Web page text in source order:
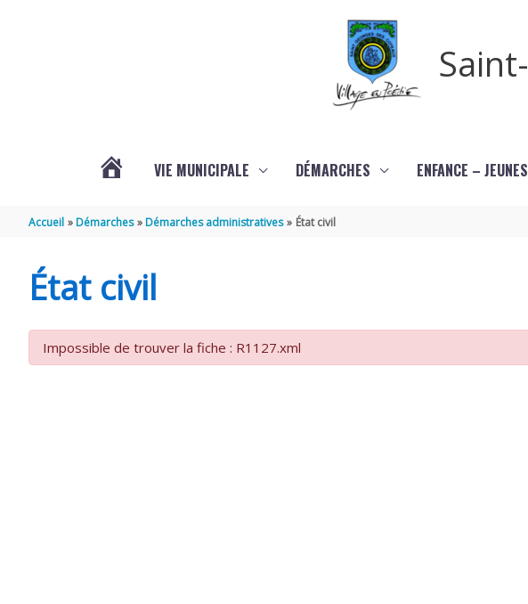
VIE MUNICIPALE DÉMARCHES ENFANCE –
Accueil Démarches Démarches administratives État civil
État civil
Impossible de trouver la fiche : R1127.xml